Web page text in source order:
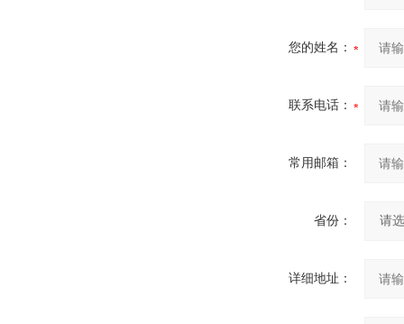
您的姓名：
联系电话：
常用邮箱：
省份：
详细地址：